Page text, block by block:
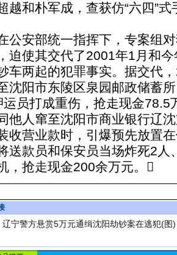
越和朴军成，查获仿“六四”
安部统一指挥下，专案组对
迫使其交代了2001年1月和
车两起的犯罪事实。据交代
沈阳市东陵区泉园邮政储蓄
运员打成重伤，抢走现金78.5
他人窜至沈阳市商业银行辽
收营业款时，引爆预先放置
送款员和保安员当场炸死2人
，抢走现金200余万元。
辽宁警方悬赏5万元通缉沈阳劫钞案在逃犯(图)